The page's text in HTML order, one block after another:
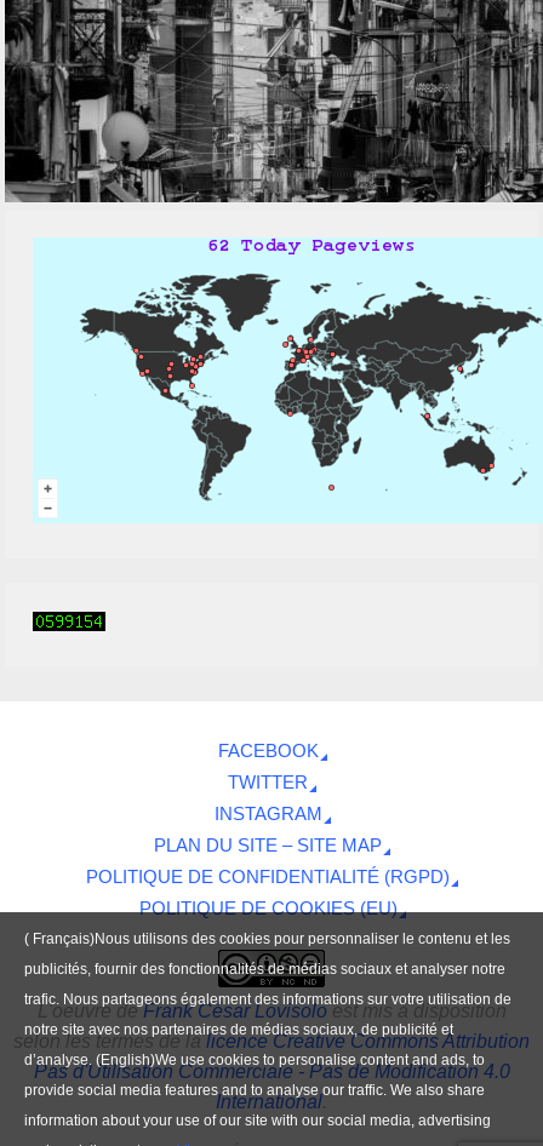
FACEBOOK
TWITTER
INSTAGRAM
PLAN DU SITE – SITE MAP
POLITIQUE DE CONFIDENTIALITÉ (RGPD)
POLITIQUE DE COOKIES (EU)
L'oeuvredeFrank César Lovisoloest mis à disposition
selon les termes de lalicence Creative Commons Attribution
Pas d'Utilisation Commerciale - Pas de Modification 4.0
International.
( Français)Nous utilisons des cookies pour personnaliser le contenu et les
publicités, fournir des fonctionnalités de médias sociaux et analyser notre
trafic. Nous partageons également des informations sur votre utilisation de
notre site avec nos partenaires de médias sociaux, de publicité et
d’analyse. (English)We use cookies to personalise content and ads, to
provide social media features and to analyse our traffic. We also share
information about your use of our site with our social media, advertising